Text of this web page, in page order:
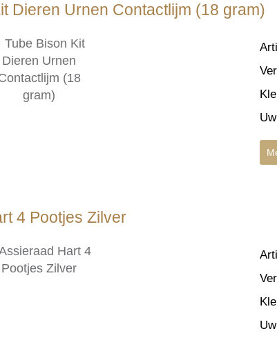
Dieren Urnen Contactlijm (18 gram)
4 Pootjes Zilver